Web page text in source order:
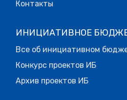
Контакты
ИНИЦИАТИВНОЕ
Все об инициативном
Конкурс проектов ИБ
Архив проектов ИБ